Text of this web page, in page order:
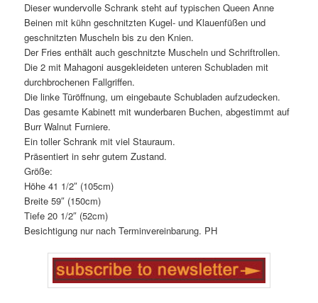
Dieser wundervolle Schrank steht auf typischen Queen Anne
Beinen mit kühn geschnitzten Kugel- und Klauenfüßen und
geschnitzten Muscheln bis zu den Knien.
Der Fries enthält auch geschnitzte Muscheln und Schriftrollen.
Die 2 mit Mahagoni ausgekleideten unteren Schubladen mit
durchbrochenen Fallgriffen.
Die linke Türöffnung, um eingebaute Schubladen aufzudecken.
Das gesamte Kabinett mit wunderbaren Buchen, abgestimmt auf
Burr Walnut Furniere.
Ein toller Schrank mit viel Stauraum.
Präsentiert in sehr gutem Zustand.
Größe:
Höhe 41 1/2″ (105cm)
Breite 59″ (150cm)
Tiefe 20 1/2″ (52cm)
Besichtigung nur nach Terminvereinbarung. PH